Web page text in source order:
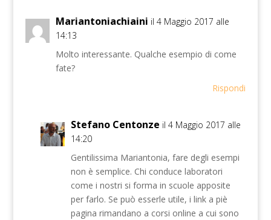
Mariantoniachiaini il 4 Maggio 2017 alle
14:13
Molto interessante. Qualche esempio di come
fate?
Rispondi
Stefano Centonze il 4 Maggio 2017 alle
14:20
Gentilissima Mariantonia, fare degli esempi
non è semplice. Chi conduce laboratori
come i nostri si forma in scuole apposite
per farlo. Se può esserle utile, i link a piè
pagina rimandano a corsi online a cui sono